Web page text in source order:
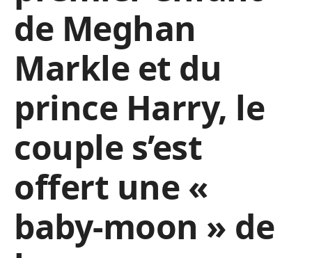
de Meghan
Markle et du
prince Harry, le
couple s’est
offert une «
baby-moon » de